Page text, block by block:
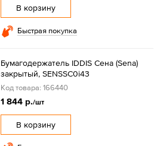
В корзину
Быстрая покупка
Бумагодержатель IDDIS Сена (Sena)
закрытый, SENSSC0i43
Код товара: 166440
1 844 р./шт
В корзину